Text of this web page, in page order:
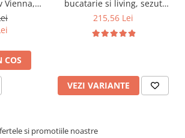
Vienna,
kg,
bej
COS
bucatarie si living, sezut
tapitat cu piele ecologica,
215,56 Lei
VEZI VARIANTE
si promotiile noastre